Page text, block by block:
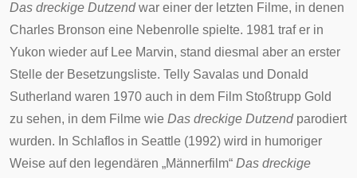
Das dreckige Dutzendwar einer der letzten Filme, in denen
Charles Bronson eine Nebenrolle spielte. 1981 traf er in
Yukon wieder auf Lee Marvin, stand diesmal aber an erster
Stelle der Besetzungsliste. Telly Savalas und Donald
Sutherland waren 1970 auch in dem Film Stoßtrupp Gold
zu sehen, in dem Filme wie Das dreckige Dutzendparodiert
wurden. In Schlaflos in Seattle (1992) wird in humoriger
Weise auf den legendären „Männerfilm“ Das dreckige